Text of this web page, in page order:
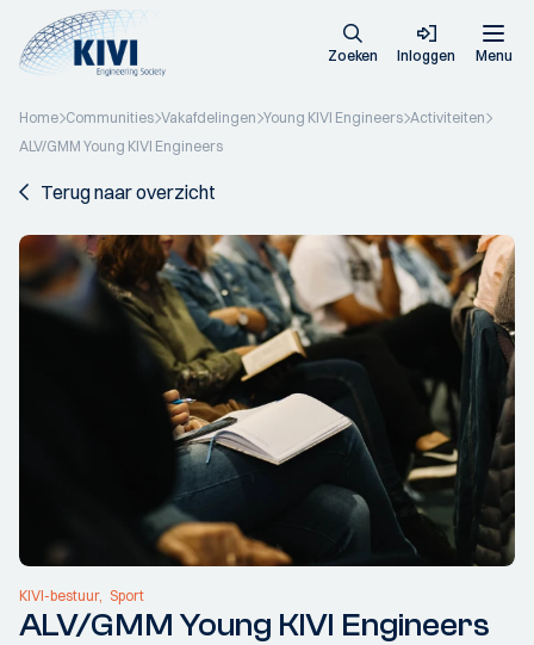
Zoeken Inloggen Menu
Home Communities Vakafdelingen Young KIVI Engineers Activiteiten
ALV/GMM Young KIVI Engineers
Terug naar overzicht
KIVI-bestuur Sport
ALV/GMM Young KIVI Engineers